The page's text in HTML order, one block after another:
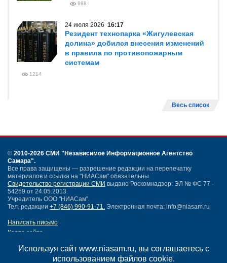
Используя сайт www.niasam.ru, вы соглашаетесь с
использованием файлов cookie.
988
24 июля 2026 16:17
Резидент технопарка «Жигулевская
долина» добился внесения изменений
в правила по противопожарным
системам
1214
Весь список
© 2010-2026 СМИ "Независимое Информационное Агентство
Самара".
Все права защищены — разрешение редакции на перепечатку
материалов и ссылка на "НИАСам" обязательны.
Свидетельство регистрации СМИ выдано Роскомнадзор: ЭЛ № ФС 77 -
54259 от 24.05.2013.
Учредитель ООО "НИАСам".
Тел. редакции +7 (846) 990-91-71. Электронная почта: info@niasam.ru
Написать письмо
Карта сайта
Политика конфиденциальности